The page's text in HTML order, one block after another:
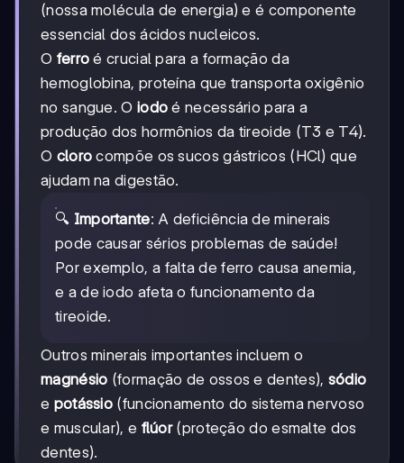
(nossa molécula de energia) e é componente
essencial dos ácidos nucleicos.
O ferro é crucial para a formação da
hemoglobina, proteína que transporta oxigênio
no sangue. O iodo é necessário para a
produção dos hormônios da tireoide (T3 e T4).
O cloro compõe os sucos gástricos (HCl) que
ajudam na digestão.
🔍 Importante: A deficiência de minerais
pode causar sérios problemas de saúde!
Por exemplo, a falta de ferro causa anemia,
e a de iodo afeta o funcionamento da
tireoide.
Outros minerais importantes incluem o
magnésio (formação de ossos e dentes), sódio
e potássio (funcionamento do sistema nervoso
e muscular), e flúor(proteção do esmalte dos
dentes).